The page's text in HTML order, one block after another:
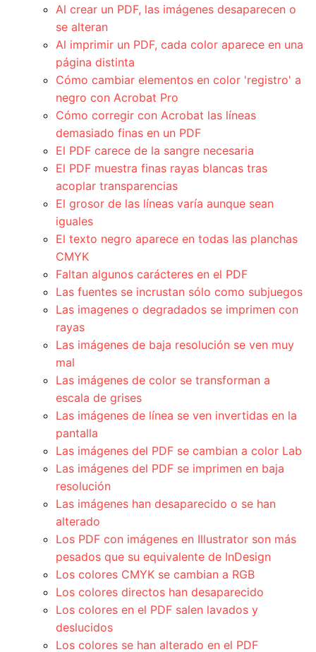
Al crear un PDF, las imágenes desaparecen o
se alteran
Al imprimir un PDF, cada color aparece en una
página distinta
Cómo cambiar elementos en color 'registro' a
negro con Acrobat Pro
Cómo corregir con Acrobat las líneas
demasiado finas en un PDF
El PDF carece de la sangre necesaria
El PDF muestra finas rayas blancas tras
acoplar transparencias
El grosor de las líneas varía aunque sean
iguales
El texto negro aparece en todas las planchas
CMYK
Faltan algunos carácteres en el PDF
Las fuentes se incrustan sólo como subjuegos
Las imagenes o degradados se imprimen con
rayas
Las imágenes de baja resolución se ven muy
mal
Las imágenes de color se transforman a
escala de grises
Las imágenes de línea se ven invertidas en la
pantalla
Las imágenes del PDF se cambian a color Lab
Las imágenes del PDF se imprimen en baja
resolución
Las imágenes han desaparecido o se han
alterado
Los PDF con imágenes en Illustrator son más
pesados que su equivalente de InDesign
Los colores CMYK se cambian a RGB
Los colores directos han desaparecido
Los colores en el PDF salen lavados y
deslucidos
Los colores se han alterado en el PDF